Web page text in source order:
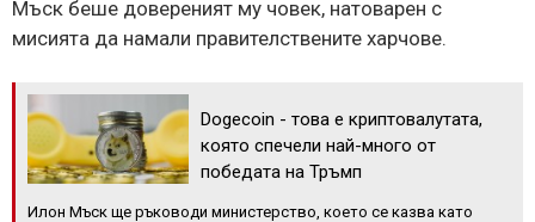
Мъск беше довереният му човек, натоварен с
мисията да намали правителствените харчове.
Dogecoin - това е криптовалутата,
която спечели най-много от
победата на Тръмп
Илон Мъск ще ръководи министерство, което се казва като